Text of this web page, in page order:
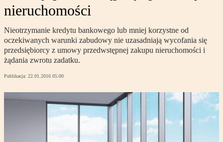
nieruchomości
Nieotrzymanie kredytu bankowego lub mniej korzystne od
oczekiwanych warunki zabudowy nie uzasadniają wycofania się
przedsiębiorcy z umowy przedwstępnej zakupu nieruchomości i
żądania zwrotu zadatku.
Publikacja: 22.01.2016 05:00